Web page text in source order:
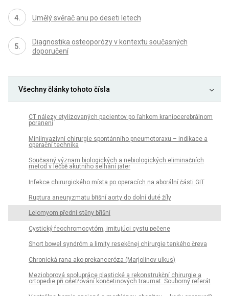
Umělý svěrač anu po deseti letech
Diagnostika osteoporózy v kontextu současných
doporučení
Všechny články tohoto čísla
CT nálezy etylizovaných pacientov po ľahkom kraniocerebrálnom
poranení
Miniinvazivní chirurgie spontánního pneumotoraxu – indikace a
operační technika
Současný význam biologických a nebiologických eliminačních
metod v léčbě akutního selhání jater
Infekce chirurgického místa po operacích na aborální části GIT
Ruptura aneuryzmatu břišní aorty do dolní duté žíly
Leiomyom přední stěny břišní
Cystický feochromocytóm, imitujúci cystu pečene
Short bowel syndróm a limity resekčnej chirurgie tenkého čreva
Chronická rana ako prekanceróza (Marjolinov ulkus)
Mezioborová spolupráce plastické a rekonstrukční chirurgie a
ortopedie při ošetřování končetinových traumat. Souborný referát